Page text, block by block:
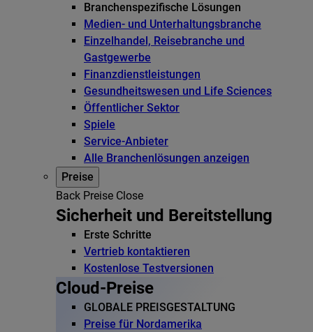
Branchenspezifische Lösungen
Medien- und Unterhaltungsbranche
Einzelhandel, Reisebranche und
Gastgewerbe
Finanzdienstleistungen
Gesundheitswesen und Life Sciences
Öffentlicher Sektor
Spiele
Service-Anbieter
Alle Branchenlösungen anzeigen
Preise
Back Preise Close
Sicherheit und Bereitstellung
Erste Schritte
Vertrieb kontaktieren
Kostenlose Testversionen
Cloud-Preise
GLOBALE PREISGESTALTUNG
Preise für Nordamerika